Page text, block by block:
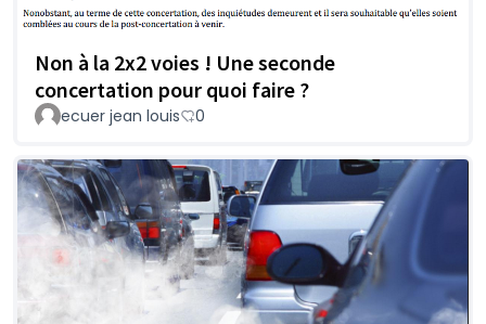
Non à la 2x2 voies ! Une seconde
concertation pour quoi faire ?
ecuer jean louis 0